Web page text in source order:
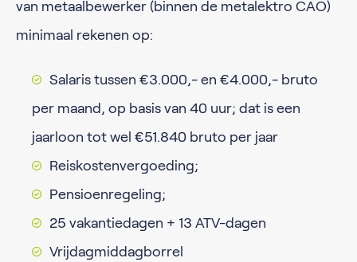
van metaalbewerker (binnen de metalektro CAO)
minimaal rekenen op:
Salaris tussen €3.000,- en €4.000,- bruto
per maand, op basis van 40 uur; dat is een
jaarloon tot wel €51.840 bruto per jaar
Reiskostenvergoeding;
Pensioenregeling;
25 vakantiedagen + 13 ATV-dagen
Vrijdagmiddagborrel